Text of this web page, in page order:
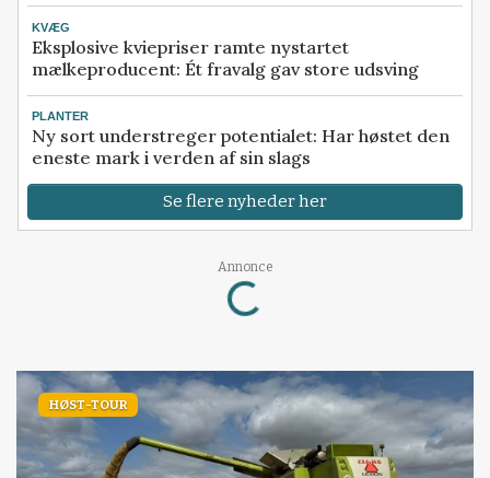
KVÆG
Eksplosive kviepriser ramte nystartet
mælkeproducent: Ét fravalg gav store udsving
PLANTER
Ny sort understreger potentialet: Har høstet den
eneste mark i verden af sin slags
Se flere nyheder her
Annonce
Loading...
HØST-TOUR